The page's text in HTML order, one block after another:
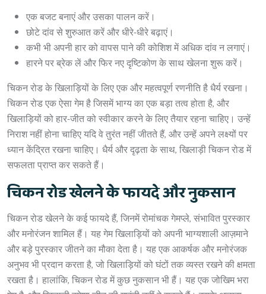
एक बजट बनाएं और उसका पालन करें।
छोटे दांव से शुरुआत करें और धीरे-धीरे बढ़ाएं।
कभी भी अपनी हार को वापस पाने की कोशिश में अधिक दांव न लगाएं।
हारने पर ब्रेक लें और फिर नए दृष्टिकोण के साथ खेलना शुरू करें।
चिकन रोड के खिलाड़ियों के लिए एक और महत्वपूर्ण रणनीति है धैर्य रखना।
चिकन रोड एक ऐसा गेम है जिसमें भाग्य का एक बड़ा तत्व होता है, और
खिलाड़ियों को हार-जीत को स्वीकार करने के लिए तैयार रहना चाहिए। उन्हें
निराश नहीं होना चाहिए यदि वे तुरंत नहीं जीतते हैं, और उन्हें अपने लक्ष्यों पर
ध्यान केंद्रित रखना चाहिए। धैर्य और दृढ़ता के साथ, खिलाड़ी चिकन रोड में
सफलता प्राप्त कर सकते हैं।
चिकन रोड खेलने के फायदे और नुकसान
चिकन रोड खेलने के कई फायदे हैं, जिनमें रोमांचक गेमप्ले, संभावित पुरस्कार
और मनोरंजन शामिल हैं। यह गेम खिलाड़ियों को अपनी भाग्यशाली आज़माने
और बड़े पुरस्कार जीतने का मौका देता है। यह एक आकर्षक और मनोरंजक
अनुभव भी प्रदान करता है, जो खिलाड़ियों को घंटों तक व्यस्त रखने की क्षमता
रखता है। हालांकि, चिकन रोड में कुछ नुकसान भी हैं। यह एक जोखिम भरा